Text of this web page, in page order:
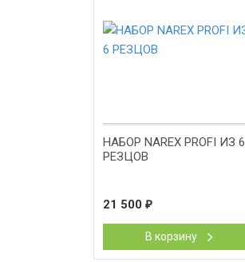
НАБОР NAREX PROFI ИЗ 6
РЕЗЦОВ
21 500 ₽
В корзину